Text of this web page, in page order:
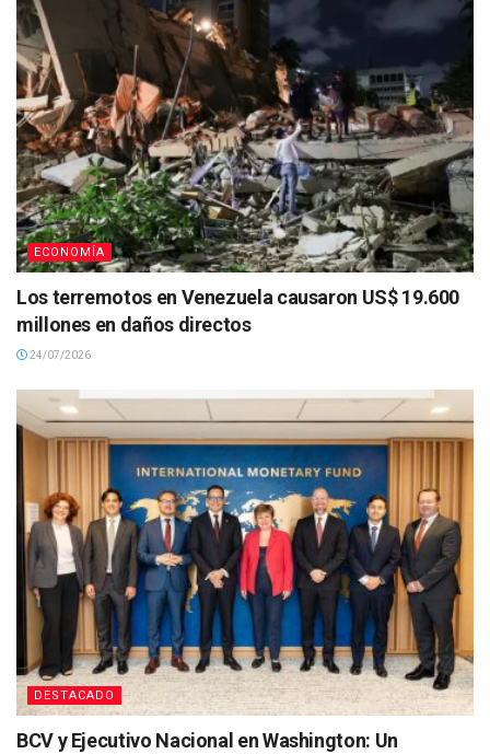
ECONOMÍA
Los terremotos en Venezuela causaron US$ 19.600
millones en daños directos
24/07/2026
DESTACADO
BCV y Ejecutivo Nacional en Washington: Un